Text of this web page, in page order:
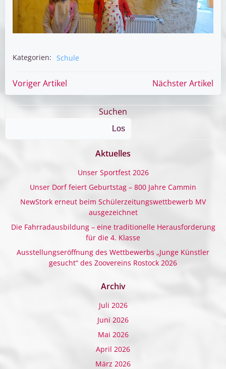
Kategorien: Schule
Post
navigation
Voriger Artikel
Post
navigation
Nächster Artikel
Suchen
Los
Aktuelles
Unser Sportfest 2026
Unser Dorf feiert Geburtstag – 800 Jahre Cammin
NewStork erneut beim Schülerzeitungswettbewerb MV
ausgezeichnet
Die Fahrradausbildung – eine traditionelle Herausforderung
für die 4. Klasse
Ausstellungseröffnung des Wettbewerbs „Junge Künstler
gesucht“ des Zoovereins Rostock 2026
Archiv
Juli 2026
Juni 2026
Mai 2026
April 2026
März 2026